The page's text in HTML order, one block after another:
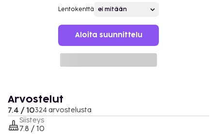
Lentokenttä
Aloita suunnittelu
Arvostelut
7.4 / 10324 arvostelusta
Siisteys
7.8 / 10